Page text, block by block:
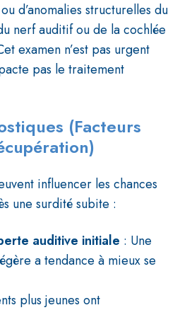
d’anomalies structurelles du
nerf auditif ou de la cochlée
examen n’est pas urgent
pas le traitement
(Facteurs
influencer les chances
une surdité subite :
auditive initiale : Une
a tendance à mieux se
plus jeunes ont